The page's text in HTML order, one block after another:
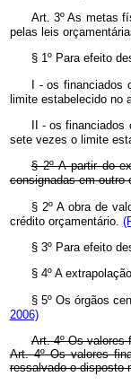
Art. 3º As metas
pelas leis
§ 1º Para efeito
I - os financiados
limite estabelecido no
II - os
sete vezes o limite
§ 2º A partir do
consignadas em outro
§ 2º A obra de
crédito orçamentário.
§ 3º Para efeito
§ 4º A
§ 5º Os órgãos
2006)
Art. 4º Os valores
Art. 4º Os valores
ressalvado o disposto